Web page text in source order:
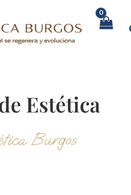
Estética
Burgos